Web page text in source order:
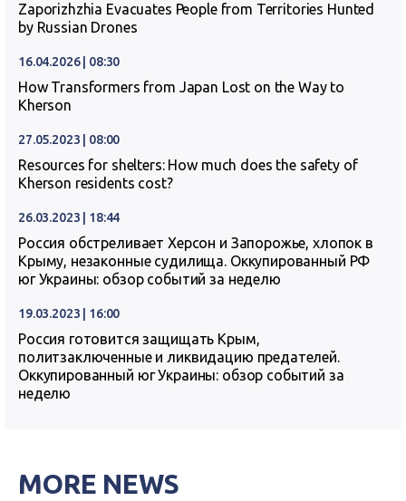
Zaporizhzhia Evacuates People from Territories Hunted
by Russian Drones
16.04.2026 | 08:30
How Transformers from Japan Lost on the Way to
Kherson
27.05.2023 | 08:00
Resources for shelters: How much does the safety of
Kherson residents cost?
26.03.2023 | 18:44
Россия обстреливает Херсон и Запорожье, хлопок в
Крыму, незаконные судилища. Оккупированный РФ
юг Украины: обзор событий за неделю
19.03.2023 | 16:00
Россия готовится защищать Крым,
политзаключенные и ликвидацию предателей.
Оккупированный юг Украины: обзор событий за
неделю
MORE NEWS